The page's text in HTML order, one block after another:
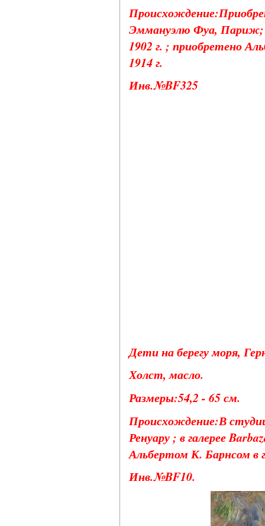
Эммануэлю Фуа, Париж;
1902 г. ; приобретено
1914 г.
Инв.№BF325
Дети на берегу моря,
Холст, масло.
Размеры:54,2 - 65 см.
Происхождение:В
Ренуару ; в галерее
Альбертом К. Барнсом в
Инв.№BF10.